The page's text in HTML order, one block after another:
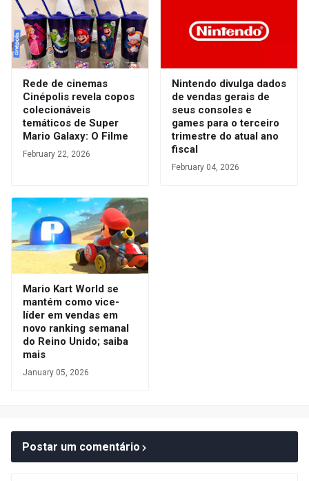
Rede de cinemas
Cinépolis revela copos
colecionáveis
temáticos de Super
Mario Galaxy: O Filme
February 22, 2026
Nintendo divulga dados
de vendas gerais de
seus consoles e
games para o terceiro
trimestre do atual ano
fiscal
February 04, 2026
Mario Kart World se
mantém como vice-
líder em vendas em
novo ranking semanal
do Reino Unido; saiba
mais
January 05, 2026
Postar um comentário